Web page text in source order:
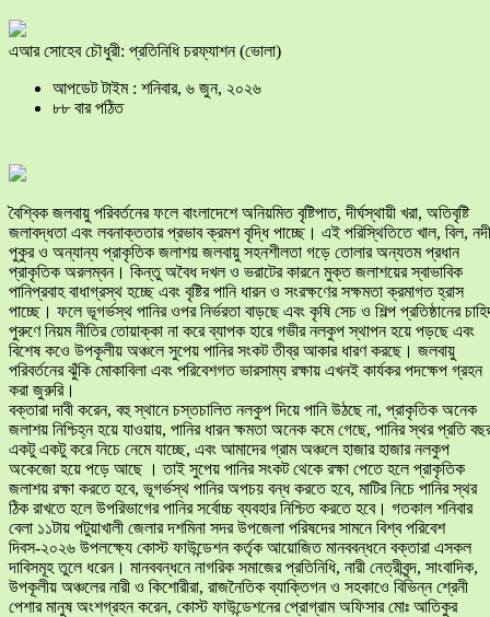
এআর সোহেব চৌধুরী: প্রতিনিধি চরফ্যাশন (ভোলা)
আপডেট টাইম : শনিবার, ৬ জুন, ২০২৬
৮৮ বার পঠিত
বৈশ্বিক জলবায়ু পরিবর্তনের ফলে বাংলাদেশে অনিয়মিত বৃষ্টিপাত, দীর্ঘস্থায়ী খরা, অতিবৃষ্টি
জলাবদ্ধতা এবং লবনাক্ততার প্রভাব ক্রমশ বৃদ্ধি পাচ্ছে। এই পরিস্থিতিতে খাল, বিল,
পুকুর ও অন্যান্য প্রাকৃতিক জলাশয় জলবায়ু সহনশীলতা গড়ে তোলার অন্যতম প্রধান
প্রাকৃতিক অরলম্বন। কিন্তু অবৈধ দখল ও ভরাটের কারনে মুক্ত জলাশয়ের স্বাভাবিক
পানিপ্রবাহ বাধাগ্রস্থ হচ্ছে এবং বৃষ্টির পানি ধারন ও সংরক্ষণের সক্ষমতা ক্রমাগত হ্রাস
পাচ্ছে। ফলে ভূগর্ভস্থ পানির ওপর নির্ভরতা বাড়ছে এবং কৃষি সেচ ও শিল্প প্রতিষ্ঠানের
পুরুণে নিয়ম নীতির তোয়াক্কা না করে ব্যাপক হারে গভীর নলকুপ স্থাপন হয়ে পড়ছে এবং
বিশেষ কওে উপকূলীয় অঞ্চলে সুপেয় পানির সংকট তীব্র আকার ধারণ করছে। জলবায়ু
পরিবর্তনের ঝুঁকি মোকাবিলা এবং পরিবেশগত ভারসাম্য রক্ষায় এখনই কার্যকর পদক্ষেপ গ্রহন
করা জুরুরি।
বক্তারা দাবী করেন, বহু স্থানে চস্তচালিত নলকুপ দিয়ে পানি উঠছে না, প্রাকৃতিক অনেক
জলাশয় নিশ্চিহ্ন হয়ে যাওয়ায়, পানির ধারন ক্ষমতা অনেক কমে গেছে, পানির স্থর প্রতি
একটু একটু করে নিচে নেমে যাচ্ছে, এবং আমাদের গ্রাম অঞ্চলে হাজার হাজার নলকুপ
অকেজো হয়ে পড়ে আছে । তাই সুপেয় পানির সংকট থেকে রক্ষা পেতে হলে প্রাকৃতিক
জলাশয় রক্ষা করতে হবে, ভূগর্ভস্থ পানির অপচয় বন্ধ করতে হবে, মাটির নিচে পানির স্থর
ঠিক রাখতে হলে উপরিভাগের পানির সর্বোচ্চ ব্যবহার নিশ্চিত করতে হবে। গতকাল শনিবার
বেলা ১১টায় পটুয়াখালী জেলার দশমিনা সদর উপজেলা পরিষদের সামনে বিশ্ব পরিবেশ
দিবস-২০২৬ উপলক্ষ্যে কোস্ট ফাউন্ডেশন কর্তৃক আয়োজিত মানববন্ধনে বক্তারা এসকল
দাবিসমূহ তুলে ধরেন। মানববন্ধনে নাগরিক সমাজের প্রতিনিধি, নারী নেত্রীবৃন্দ, সাংবাদিক,
উপকূলীয় অঞ্চলের নারী ও কিশোরীরা, রাজনৈতিক ব্যাক্তিগন ও সহকাওে বিভিন্ন শ্রেনী
পেশার মানুষ অংশগ্রহন করেন, কোস্ট ফাউন্ডেশনের প্রোগ্রাম অফিসার মোঃ আতিকুর